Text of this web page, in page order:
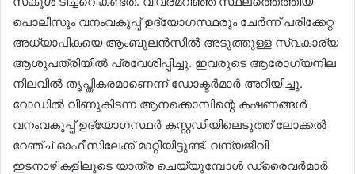
പൊലീസും വനംവകുപ്പ് ഉദ്യോഗസ്ഥരും ചേർന്ന് പരിക്കേറ്റ
അധ്യാപികയെ ആംബുലൻസിൽ അടുത്തുള്ള സ്വകാര്യ
ആശുപത്രിയിൽ പ്രവേശിപ്പിച്ചു. ഇവരുടെ ആരോഗ്യനില
നിലവിൽ തൃപ്തികരമാണെന്ന് ഡോക്ടർമാർ അറിയിച്ചു.
റോഡിൽ വീണുകിടന്ന ആനക്കൊമ്പിന്റെ കഷണങ്ങൾ
വനംവകുപ്പ് ഉദ്യോഗസ്ഥർ കസ്റ്റഡിയിലെടുത്ത് ലോക്കൽ
റേഞ്ച് ഓഫീസിലേക്ക് മാറ്റിയിട്ടുണ്ട്. വന്യജീവി
ഇടനാഴികളിലൂടെ യാത്ര ചെയ്യുമ്പോൾ ഡ്രൈവർമാർ